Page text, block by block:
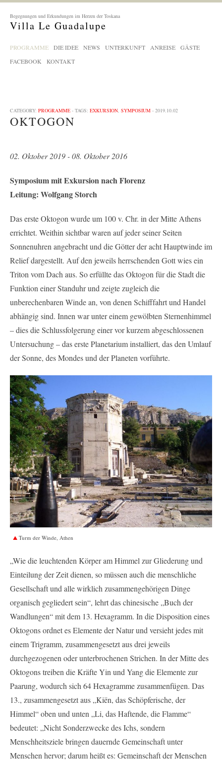
Begegnungen und Erkundungen im Herzen der Toskana
Villa Le Guadalupe
PROGRAMME DIE IDEE NEWS UNTERKUNFT ANREISE
GÄSTE
FACEBOOK
KONTAKT
CATEGORY: PROGRAMME - TAGS: EXKURSION SYMPOSIUM - 2019.10.02
OKTOGON
02. Oktober 2019 - 08. Oktober 2016
Symposium mit Exkursion nach Florenz
Leitung: Wolfgang Storch
Das erste Oktogon wurde um 100 v. Chr. in der Mitte Athens
errichtet. Weithin sichtbar waren auf jeder seiner Seiten
Sonnenuhren angebracht und die Götter der acht Hauptwinde im
Relief dargestellt. Auf den jeweils herrschenden Gott wies ein
Triton vom Dach aus. So erfüllte das Oktogon für die Stadt die
Funktion einer Standuhr und zeigte zugleich die
unberechenbaren Winde an, von denen Schifffahrt und Handel
abhängig sind. Innen war unter einem gewölbten Sternenhimmel
– dies die Schlussfolgerung einer vor kurzem abgeschlossenen
Untersuchung – das erste Planetarium installiert, das den Umlauf
der Sonne, des Mondes und der Planeten vorführte.
Turm der Winde, Athen
„Wie die leuchtenden Körper am Himmel zur Gliederung und
Einteilung der Zeit dienen, so müssen auch die menschliche
Gesellschaft und alle wirklich zusammengehörigen Dinge
organisch gegliedert sein“, lehrt das chinesische „Buch der
Wandlungen“ mit dem 13. Hexagramm. In die Disposition eines
Oktogons ordnet es Elemente der Natur und versieht jedes mit
einem Trigramm, zusammengesetzt aus drei jeweils
durchgezogenen oder unterbrochenen Strichen. In der Mitte des
Oktogons treiben die Kräfte Yin und Yang die Elemente zur
Paarung, wodurch sich 64 Hexagramme zusammenfügen. Das
13., zusammengesetzt aus „Kiën, das Schöpferische, der
Himmel“ oben und unten „Li, das Haftende, die Flamme“
bedeutet: „Nicht Sonderzwecke des Ichs, sondern
Menschheitsziele bringen dauernde Gemeinschaft unter
Menschen hervor; darum heißt es: Gemeinschaft der Menschen